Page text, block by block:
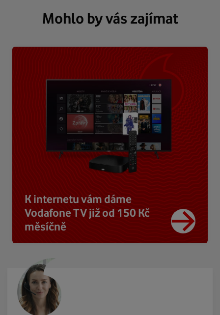
Mohlo by vás zajímat
K internetu vám dáme
Vodafone TV již od 150 Kč
měsíčně